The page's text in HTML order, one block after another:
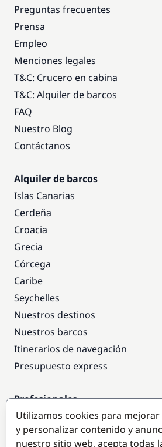
Preguntas frecuentes
Prensa
Empleo
Menciones legales
T&C: Crucero en cabina
T&C: Alquiler de barcos
FAQ
Nuestro Blog
Contáctanos
Alquiler de barcos
Islas Canarias
Cerdeña
Croacia
Grecia
Córcega
Caribe
Seychelles
Nuestros destinos
Nuestros barcos
Itinerarios de navegación
Presupuesto express
Profesionales
Acceso empresas
Colaborar como empresa
Utilizamos cookies para mejorar
y personalizar contenido y
nuestro sitio web, acepta todas